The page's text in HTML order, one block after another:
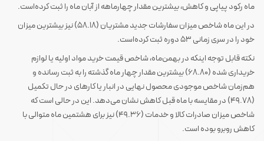
ماه رکود پیاپی و کاهش، بیشترین مقدار چهارماهه از آبان ماه را ثبت کرده‌است.
در این ماه شاخص میزان سفارشات جدید مشتریان (58.18) نیز بیشترین میزان
خود را در سری زمانی 53 دوره ثبت کرده‌است.
نکته قابل توجه اینکه در بهمن‌ماه، شاخص قیمت خرید مواد اولیه یا لوازم
خریداری شده (68.80) بیشترین مقدار چهار ماه گذشته را به ثبت رسانده و
هم‌زمان شاخص موجودی محصول نهایی در انبار یا کارهای در حال تکمیل
(49.78) در مقایسه با ماه قبل کاهش نشان می‌دهد. این در حالی است که
شاخص میزان صادرات کالا و خدمات (49.36) نیز برای هشتمین ماه متوالی با
کاهش روبرو بوده است.